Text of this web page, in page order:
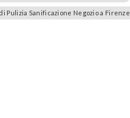
Pulizia Sanificazione Negozio a Firenze